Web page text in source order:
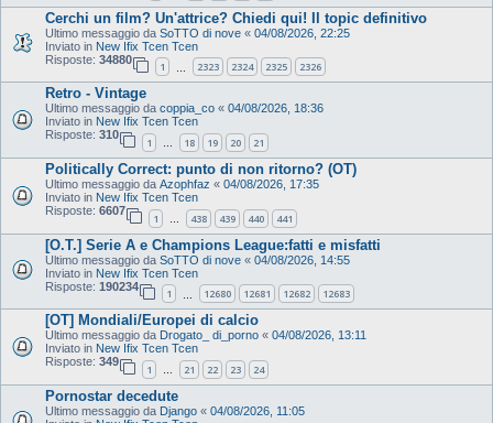
Cerchi un film? Un'attrice? Chiedi qui! Il topic definitivo
Ultimo messaggio da SoTTO di nove « 04/08/2026, 22:25
Inviato in New Ifix Tcen Tcen
Risposte: 34880
1 2323 2324 2325 2326
Retro - Vintage
Ultimo messaggio da coppia_co « 04/08/2026, 18:36
Inviato in New Ifix Tcen Tcen
Risposte: 310
1 … 18 19 20 21
Politically Correct: punto di non ritorno? (OT)
Ultimo messaggio da Azophfaz « 04/08/2026, 17:35
Inviato in New Ifix Tcen Tcen
Risposte: 6607
1 438 439 440 441
[O.T.] Serie A e Champions League:fatti e misfatti
Ultimo messaggio da SoTTO di nove « 04/08/2026, 14:55
Inviato in New Ifix Tcen Tcen
Risposte: 190234
1 12680 12681 12682 12683
[OT] Mondiali/Europei di calcio
Ultimo messaggio da Drogato_ di_porno « 04/08/2026, 13:11
Inviato in New Ifix Tcen Tcen
Risposte: 349
1 … 21 22 23 24
Pornostar decedute
Ultimo messaggio da Django « 04/08/2026, 11:05